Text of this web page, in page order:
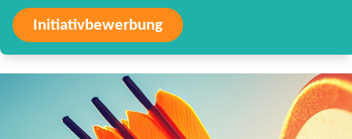
Initiativbewerbung